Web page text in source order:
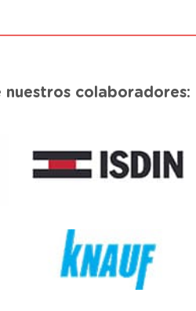
nuestros colaboradores: